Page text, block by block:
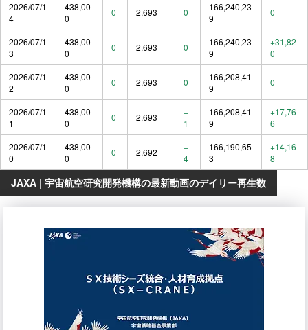
2026/07/1
4
438,00
0
0 2,693 0
166,240,23
9
0
2026/07/1
3
438,00
0
0 2,693 0
166,240,23
9
+31,82
0
2026/07/1
2
438,00
0
0 2,693 0
166,208,41
9
0
2026/07/1
1
438,00
0
0 2,693
+
1
166,208,41
9
+17,76
6
2026/07/1
0
438,00
0
0 2,692
+
4
166,190,65
3
+14,16
8
JAXA | 宇宙航空研究開発機構の最新動画のデイリー再生数